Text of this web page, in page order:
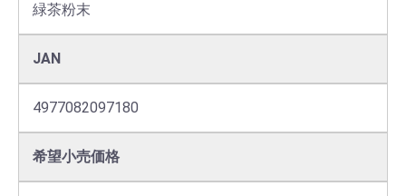
緑茶粉末
JAN
4977082097180
希望小売価格